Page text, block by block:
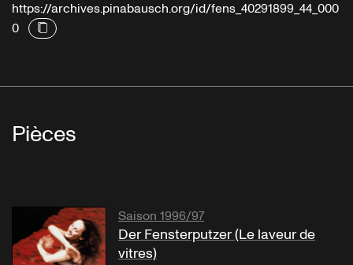
https://archives.pinabausch.org/id/fens_40291899_44_000
0
Pièces
Saison 1996/97
Der Fensterputzer (Le laveur de
vitres)